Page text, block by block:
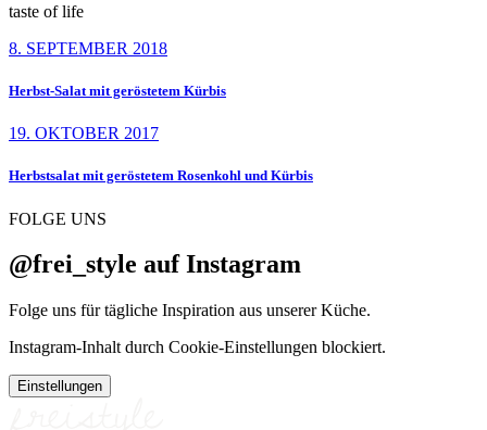
taste of life
8. SEPTEMBER 2018
Herbst-Salat mit geröstetem Kürbis
19. OKTOBER 2017
Herbstsalat mit geröstetem Rosenkohl und Kürbis
FOLGE UNS
@frei_style auf Instagram
Folge uns für tägliche Inspiration aus unserer Küche.
Instagram-Inhalt durch Cookie-Einstellungen blockiert.
Einstellungen